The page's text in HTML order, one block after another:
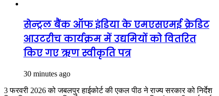
सेन्ट्रल बैंक ऑफ इंडिया के एमएसएमई क्रेडिट
आउटरीच कार्यक्रम में उद्यमियों को वितरित
किए गए ऋण स्वीकृति पत्र
30 minutes ago
3 फरवरी 2026 को जबलपुर हाईकोर्ट की एकल पीठ ने राज्य सरकार को निर्देश